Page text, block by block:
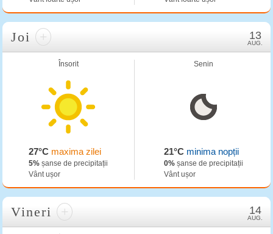
Joi + 13
AUG.
Însorit
27°C maxima zilei
5% șanse de precipitații
Vânt ușor
Senin
21°Cminima nopții
0%șanse de precipitații
Vânt ușor
Vineri + 14
AUG.